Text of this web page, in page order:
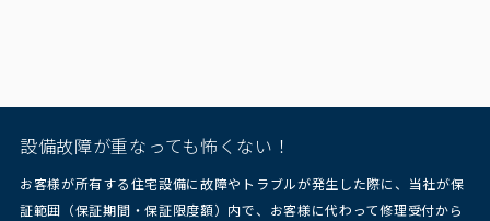
設備故障が重なっても怖くない！
お客様が所有する住宅設備に故障やトラブルが発生した際に、当社が保
証範囲（保証期間・保証限度額）内で、お客様に代わって修理受付から